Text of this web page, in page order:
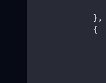
            },
            {